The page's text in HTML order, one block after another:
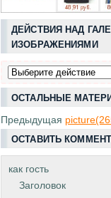
ДЕЙСТВИЯ НАД
ИЗОБРАЖЕНИЯМИ
ОСТАЛЬНЫЕ
Предыдущая
ОСТАВИТЬ
как гость
Заголовок